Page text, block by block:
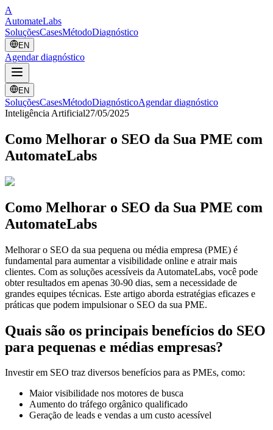
A
AutomateLabs
SoluçõesCasesMétodoDiagnóstico
EN
Agendar diagnóstico
EN
SoluçõesCasesMétodoDiagnósticoAgendar diagnóstico
Inteligência Artificial27/05/2025
Como Melhorar o SEO da Sua PME com
AutomateLabs
Como Melhorar o SEO da Sua PME com
AutomateLabs
Melhorar o SEO da sua pequena ou média empresa (PME) é
fundamental para aumentar a visibilidade online e atrair mais
clientes. Com as soluções acessíveis da AutomateLabs, você pode
obter resultados em apenas 30-90 dias, sem a necessidade de
grandes equipes técnicas. Este artigo aborda estratégias eficazes e
práticas que podem impulsionar o SEO da sua PME.
Quais são os principais benefícios do SEO
para pequenas e médias empresas?
Investir em SEO traz diversos benefícios para as PMEs, como:
Maior visibilidade nos motores de busca
Aumento do tráfego orgânico qualificado
Geração de leads e vendas a um custo acessível